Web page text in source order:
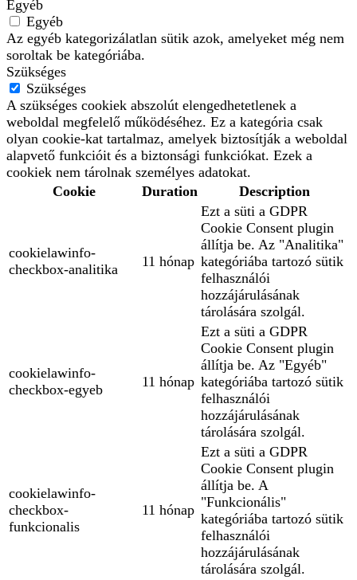
Egyéb
Egyéb
Az egyéb kategorizálatlan sütik azok, amelyeket még nem
soroltak be kategóriába.
Szükséges
Szükséges
A szükséges cookiek abszolút elengedhetetlenek a
weboldal megfelelő működéséhez. Ez a kategória csak
olyan cookie-kat tartalmaz, amelyek biztosítják a weboldal
alapvető funkcióit és a biztonsági funkciókat. Ezek a
cookiek nem tárolnak személyes adatokat.
Cookie
Duration Description
cookielawinfo-
checkbox-analitika
11 hónap
Ezt a süti a GDPR
Cookie Consent plugin
állítja be. Az "Analitika"
kategóriába tartozó sütik
felhasználói
hozzájárulásának
tárolására szolgál.
cookielawinfo-
checkbox-egyeb
11 hónap
Ezt a süti a GDPR
Cookie Consent plugin
állítja be. Az "Egyéb"
kategóriába tartozó sütik
felhasználói
hozzájárulásának
tárolására szolgál.
cookielawinfo-
checkbox-
funkcionalis
11 hónap
Ezt a süti a GDPR
Cookie Consent plugin
állítja be. A
"Funkcionális"
kategóriába tartozó sütik
felhasználói
hozzájárulásának
tárolására szolgál.